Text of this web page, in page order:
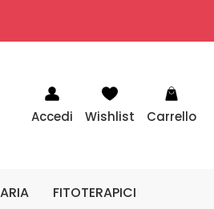
Accedi Wishlist Carrello
FITOTERAPICI